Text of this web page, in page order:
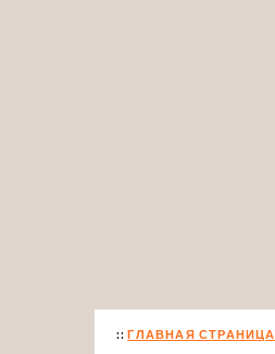
ГЛАВНАЯ СТРАНИЦА